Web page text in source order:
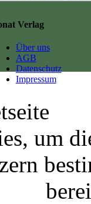
Verlag
Über uns
AGB
Datenschutz
Impressum
um